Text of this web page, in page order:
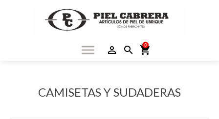
shopping_cart
0
search
person_outline
menu
CAMISETAS Y SUDADERAS